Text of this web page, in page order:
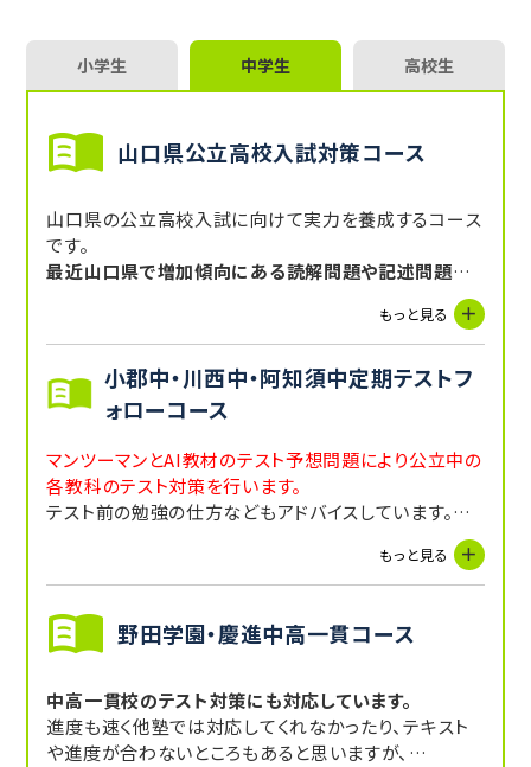
小学生 中学生 高校生
山口県公立高校入試対策コース
山口県の公立高校入試に向けて実力を養成するコース
です。
最近山口県で増加傾向にある読解問題や記述問題の
そして配点が高いわりに自分での勉強が難しいリスニ
ングや作文の対策も行っています。
過去問や習熟度テストの対策を中心に総合的な得点力
を養成します。
マンツーマン指導とAI教材による学習診断を繰り返し
最短で合格を目指します。
もっと見る
小郡中・川西中・阿知須中定期テストフ
ォローコース
マンツーマンとAI教材のテスト予想問題により公立中の
各教科のテスト対策を行います。
テスト前の勉強の仕方などもアドバイスしています。
もっと見る
野田学園・慶進中高一貫コース
中高一貫校のテスト対策にも対応しています。
進度も速く他塾では対応してくれなかったり、テキスト
や進度が合わないところもあると思いますが、